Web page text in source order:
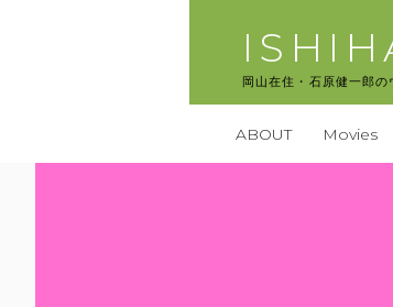
岡山在住・石原健一郎の
ABOUT Movies